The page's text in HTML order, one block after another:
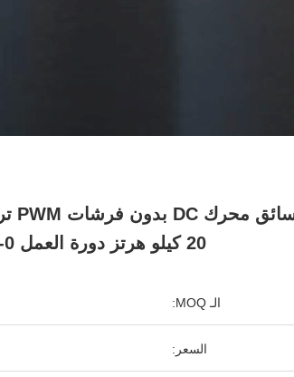
20 كيلو هرتز دورة العمل 0-100٪
الـ MOQ:
السعر: